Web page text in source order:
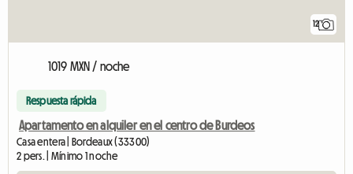
12
1019 MXN / noche
Respuesta rápida
Apartamento en alquiler en el centro de Burdeos
Casa entera | Bordeaux (33300)
2 pers. | Mínimo 1 noche